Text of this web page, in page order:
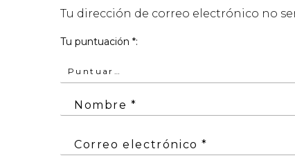
Tu dirección de correo electrónico no
Tu puntuación *
Nombre*
Correo electrónico*